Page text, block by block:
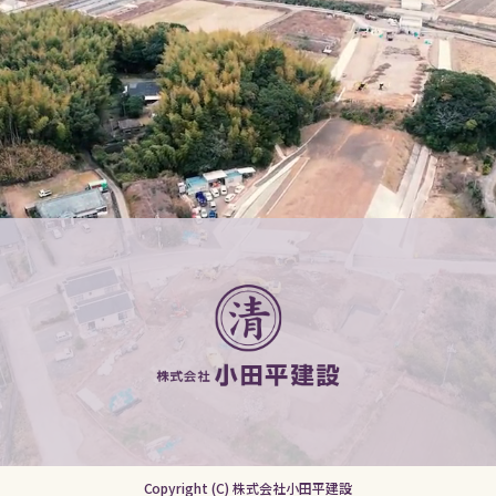
Copyright (C) 株式会社小田平建設